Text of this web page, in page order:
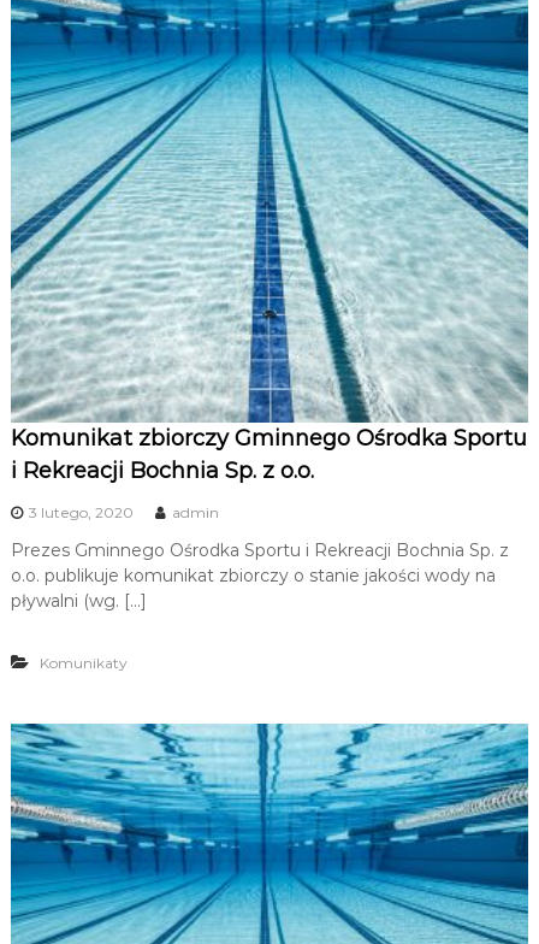
Komunikat zbiorczy Gminnego Ośrodka Sportu
i Rekreacji Bochnia Sp. z o.o.
3 lutego, 2020 admin
Prezes Gminnego Ośrodka Sportu i Rekreacji Bochnia Sp. z
o.o. publikuje komunikat zbiorczy o stanie jakości wody na
pływalni (wg. […]
Komunikaty